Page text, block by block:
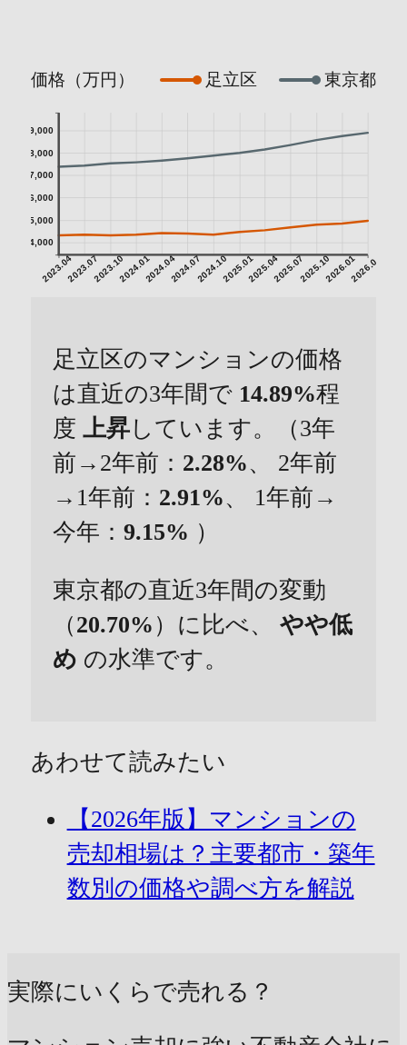
価格（万円） 足立区 東京都
2023.042023.072023.102024.012024.042024.072024.102025.012025.042025.072025.102026.012026.04
4,000
5,000
6,000
7,000
8,000
9,000
足立区のマンションの価格
は直近の3年間で 14.89%程
度 上昇しています。（3年
前→2年前： 2.28%、 2年前
→1年前： 2.91%、 1年前→
今年： 9.15% ）
東京都の直近3年間の変動
（20.70% ）に比べ、
やや低
め の水準です。
あわせて読みたい
【2026年版】マンションの
売却相場は？主要都市・築年
数別の価格や調べ方を解説
実際にいくらで売れる？